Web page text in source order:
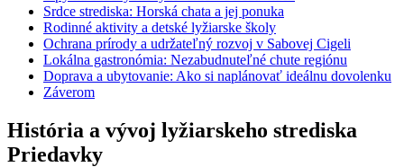
Srdce strediska: Horská chata a jej ponuka
Rodinné aktivity a detské lyžiarske školy
Ochrana prírody a udržateľný rozvoj v Sabovej Cigeli
Lokálna gastronómia: Nezabudnuteľné chute regiónu
Doprava a ubytovanie: Ako si naplánovať ideálnu dovolenku
Záverom
História a vývoj lyžiarskeho strediska
Priedavky